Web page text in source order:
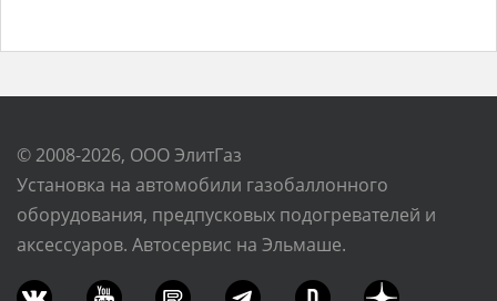
© 2008-2026, ООО ЭлитГаз
Установка на автомобили газобаллонного
оборудования, предпусковых подогревателей и
аксессуаров. Автосервис на Эльмаше.